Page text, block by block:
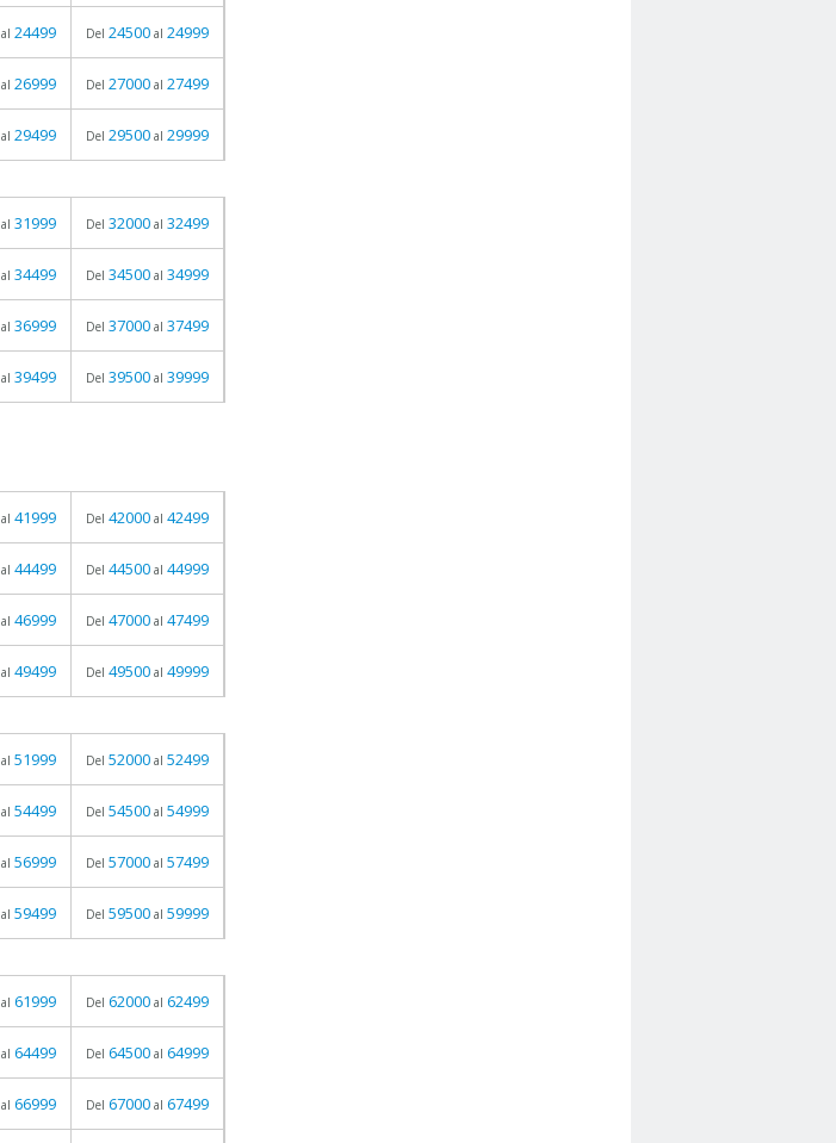
al 24499 Del 24500 al 24999
al 26999 Del 27000 al 27499
al 29499 Del 29500 al 29999
al 31999 Del 32000 al 32499
al 34499 Del 34500 al 34999
al 36999 Del 37000 al 37499
al 39499 Del 39500 al 39999
al 41999 Del 42000 al 42499
al 44499 Del 44500 al 44999
al 46999 Del 47000 al 47499
al 49499 Del 49500 al 49999
al 51999 Del 52000 al 52499
al 54499 Del 54500 al 54999
al 56999 Del 57000 al 57499
al 59499 Del 59500 al 59999
al 61999 Del 62000 al 62499
al 64499 Del 64500 al 64999
al 66999 Del 67000 al 67499